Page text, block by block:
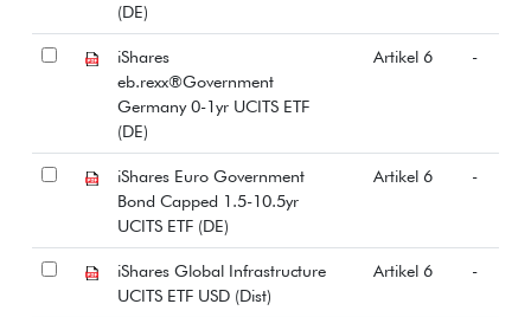
(DE)
iShares
eb.rexx®Government
Germany 0-1yr UCITS ETF
(DE)
Artikel 6 -
iShares Euro Government
Bond Capped 1.5-10.5yr
UCITS ETF (DE)
Artikel 6 -
iShares Global Infrastructure
UCITS ETF USD (Dist)
Artikel 6 -